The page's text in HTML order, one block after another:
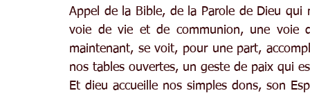
Appel de la Bible, de la Parole de Dieu
voie de vie et de communion, une voie
maintenant, se voit, pour une part,
nos tables ouvertes, un geste de paix qui
Et dieu accueille nos simples dons, son